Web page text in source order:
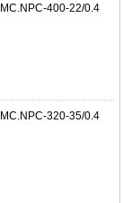
400-22/0.4
320-35/0.4